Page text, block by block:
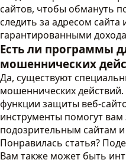
сайтов, чтобы обмануть
следить за адресом сайта
гарантированными
Есть ли программы
мошеннических
Да, существуют
мошеннических
функции защиты веб-
инструменты помогут вам
подозрительным сайтам
Понравилась статья?
Вам также может быть